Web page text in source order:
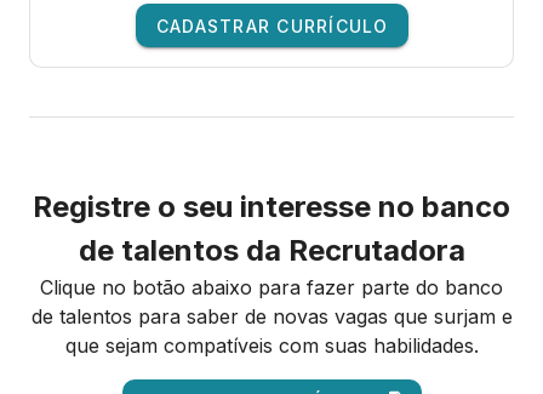
CADASTRAR CURRÍCULO
Registre o seu interesse no banco
de talentos da Recrutadora
Clique no botão abaixo para fazer parte do banco
de talentos para saber de novas vagas que surjam e
que sejam compatíveis com suas habilidades.